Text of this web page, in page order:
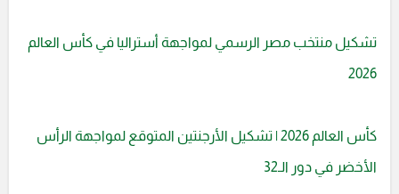
تشكيل منتخب مصر الرسمي لمواجهة أستراليا في كأس العالم
2026
كأس العالم 2026 | تشكيل الأرجنتين المتوقع لمواجهة الرأس
الأخضر في دور الـ32